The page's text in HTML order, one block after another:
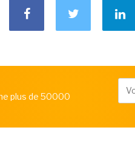
plus de 50000